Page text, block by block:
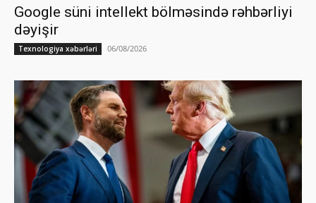
Google süni intellekt bölməsində rəhbərliyi
dəyişir
Texnologiya xəbərləri 06/08/2026